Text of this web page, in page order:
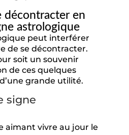
décontracter en
astrologique
peut interférer
de se décontracter.
soit un souvenir
de ces quelques
grande utilité.
signe
aimant vivre au jour le